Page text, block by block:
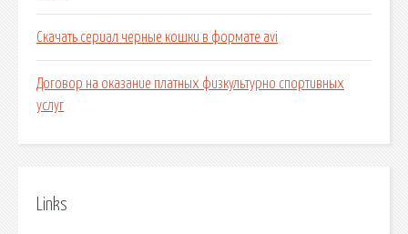
Скачать сериал черные кошки в формате avi
Договор на оказание платных физкультурно спортивных
услуг
Links